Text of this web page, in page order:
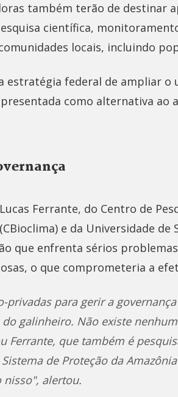
também terão de destinar
científica,
locais, incluindo
estratégia federal de ampliar o
como alternativa ao
Ferrante, do Centro de
e da Universidade de
que enfrenta sérios
o que comprometeria a
privadas para gerir a
galinheiro. Não existe
Ferrante, que também é
de Proteção da
nisso", alertou.